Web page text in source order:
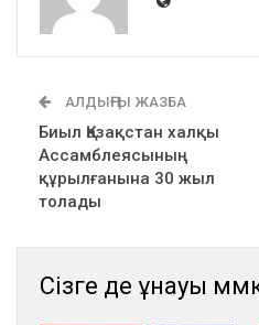
АЛДЫҢҒЫ ЖАЗБА
Биыл Қазақстан халқы
Ассамблеясының
құрылғанына 30 жыл
толады
Сізге де ұнауы